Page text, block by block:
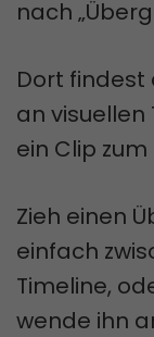
nach
Dort findest
an visuellen
ein Clip
Zieh einen
einfach
Timeline,
wende ihn